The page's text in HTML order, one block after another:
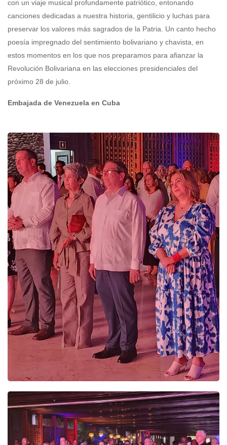
con un viaje musical profundamente patriótico, entonando
canciones dedicadas a nuestra historia, gentilicio y luchas para
preservar los valores más sagrados de la Patria. Un canto hecho
poesía impregnado del sentimiento bolivariano y chavista, en
estos momentos en los que nos preparamos para afianzar la
Revolución Bolivariana en las elecciones presidenciales del
próximo 28 de julio.
Embajada de Venezuela en Cuba